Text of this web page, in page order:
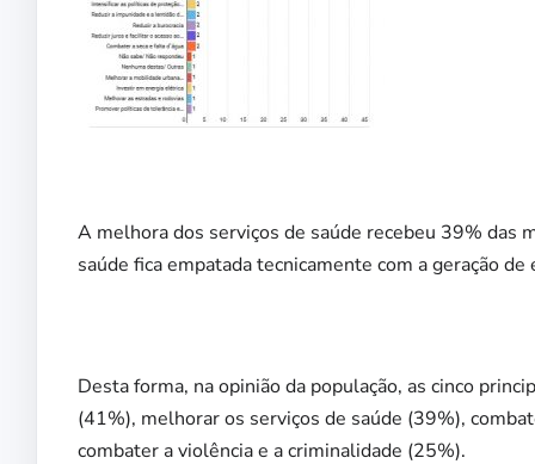
A melhora dos serviços de saúde recebeu 39% das
saúde fica empatada tecnicamente com a geração
Desta forma, na opinião da população, as cinco
(41%), melhorar os serviços de saúde (39%),
combater a violência e a criminalidade (25%).